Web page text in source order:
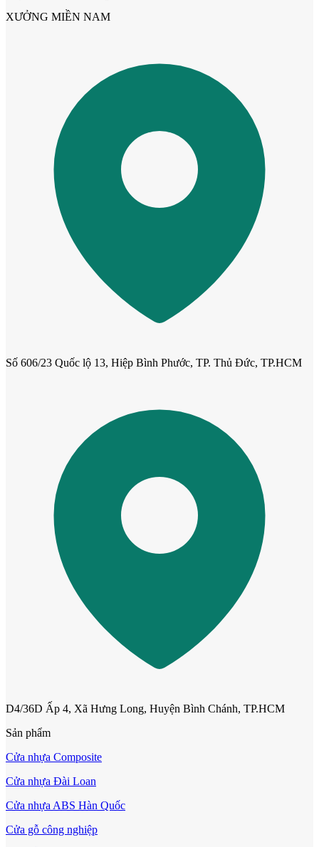
Cửa gỗ Carbon
Cửa Nhựa Đài Loan
XƯỞNG MIỀN NAM
Số 606/23 Quốc lộ 13, Hiệp Bình Phước, TP. Thủ Đức, TP.HCM
D4/36D Ấp 4, Xã Hưng Long, Huyện Bình Chánh, TP.HCM
Sản phẩm
Cửa nhựa Composite
Cửa nhựa Đài Loan
Cửa nhựa ABS Hàn Quốc
Cửa gỗ công nghiệp